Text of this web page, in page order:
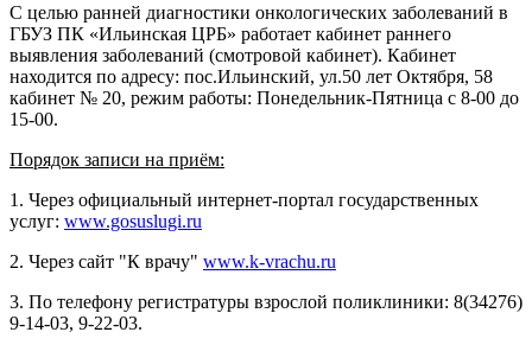
С целью ранней диагностики онкологических заболеваний в
ГБУЗ ПК «Ильинская ЦРБ» работает кабинет раннего
выявления заболеваний (смотровой кабинет). Кабинет
находится по адресу: пос.Ильинский, ул.50 лет Октября, 58
кабинет № 20, режим работы: Понедельник-Пятница с 8-00 до
15-00.
Порядок записи на приём:
1. Через официальный интернет-портал государственных
услуг: www.gosuslugi.ru
2. Через сайт "К врачу" www.k-vrachu.ru
3. По телефону регистратуры взрослой поликлиники: 8(34276)
9-14-03, 9-22-03.